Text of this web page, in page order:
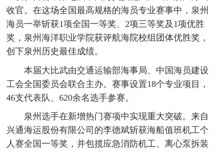
收官。在这场全国最高规格的海员专业赛事中，泉州
海员一举斩获1项全国一等奖、2项三等奖及1项优胜
奖，泉州海洋职业学院获评航海院校组团体优胜奖，
创下泉州历史最佳成绩。
本届大比武由交通运输部海事局、中国海员建设
工会全国委员会联合主办。赛事设置18个专业项目，
46支代表队、620余名选手参赛。
泉州选手在新增热门赛项中实现重大突破。来自
兴通海运股份有限公司的李德斌斩获海船值班机工个
人赛全国一等奖，并包揽应急消防机工、离心泵拆装